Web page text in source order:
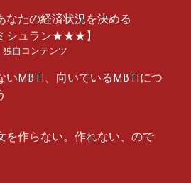
なたの経済状況を決める
シュラン★★★】
独自コンテンツ
いMBTI、向いているMBTIにつ
を作らない。作れない、ので